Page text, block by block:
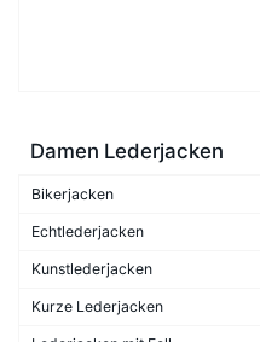
Damen Lederjacken
Bikerjacken
Echtlederjacken
Kunstlederjacken
Kurze Lederjacken